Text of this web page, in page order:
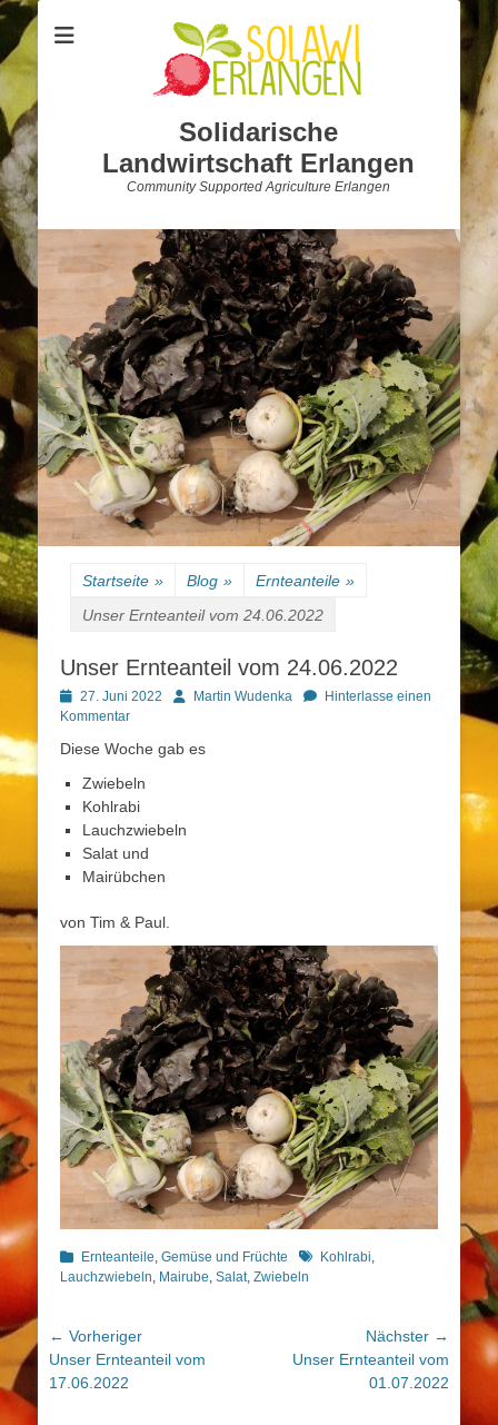
Solidarische
Landwirtschaft Erlangen
Community Supported Agriculture Erlangen
Startseite » Blog » Ernteanteile »
Unser Ernteanteil vom 24.06.2022
Unser Ernteanteil vom 24.06.2022
Posted
on
27. Juni 2022 AutorMartin Wudenka
Hinterlasse einen
Kommentar
Diese Woche gab es
Zwiebeln
Kohlrabi
Lauchzwiebeln
Salat und
Mairübchen
von Tim & Paul.
Kategorien
Ernteanteile, Gemüse und Früchte Schlagworte
Kohlrabi,
Lauchzwiebeln, Mairube, Salat, Zwiebeln
Beitragsnavigation
← Vorheriger
Vorheriger
Beitrag:
Unser Ernteanteil vom
17.06.2022
Nächster →
NächsterUnser Ernteanteil vom
01.07.2022